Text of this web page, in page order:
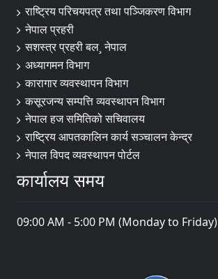
राष्ट्रिय परिचयपत्र तथा पञ्‍जिकरण विभाग
नेपाल प्रहरी
सशस्त्र प्रहरी बल¸ नेपाल
अध्यागमन विभाग
कारागार व्यवस्थापन विभाग
कसूरजन्य सम्पत्ति व्यवस्थापन विभाग
नेपाल हज समितिको सचिवालय
राष्ट्रिय आपतकालिन कार्य सञ्चालन केन्द्र
नेपाल विपद व्यवस्थापन पोर्टल
कार्यालय समय
09:00 AM - 5:00 PM (Monday to Friday)